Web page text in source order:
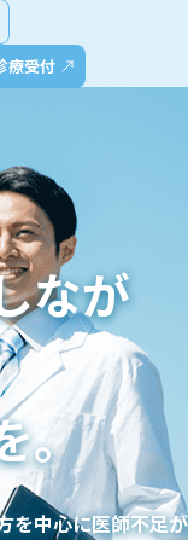
療受付
なが
。
を中心に医師不足が